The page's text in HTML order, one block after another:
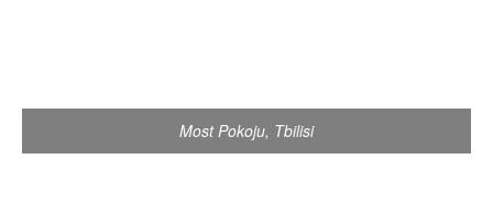
Most Pokoju, Tbilisi